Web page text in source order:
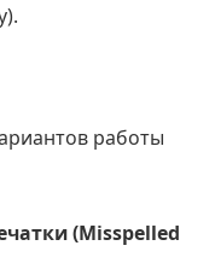
работы
(Misspelled